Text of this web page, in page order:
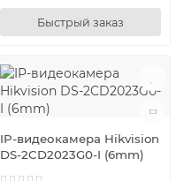
Быстрый заказ
IP-видеокамера Hikvision
DS-2CD2023G0-I (6mm)